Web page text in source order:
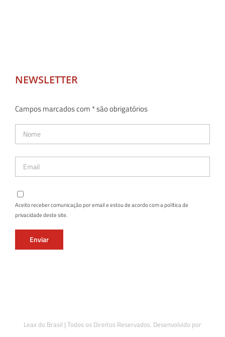
NEWSLETTER
Campos marcados com * são obrigatórios
Aceito receber comunicação por email e estou de acordo com a política de
privacidade deste site.
Leax do Brasil | Todos os Direitos Reservados. Desenvolvido por